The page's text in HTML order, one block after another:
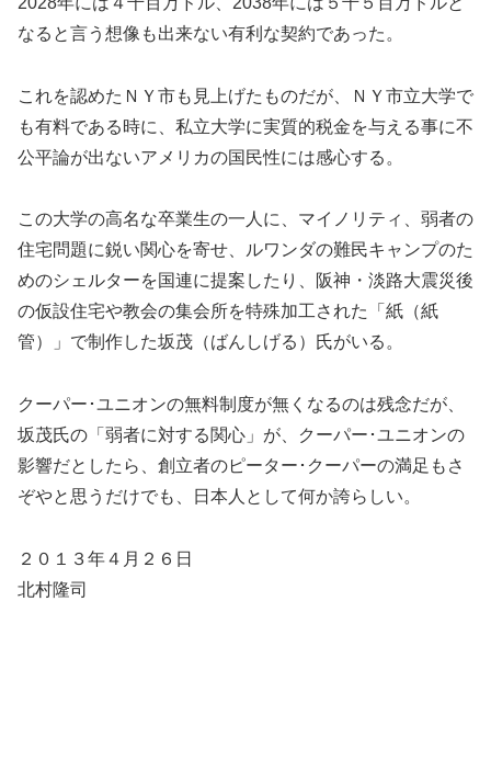
なると言う想像も出来ない有利な契約であった。
これを認めたＮＹ市も見上げたものだが、ＮＹ市立大学で
も有料である時に、私立大学に実質的税金を与える事に不
公平論が出ないアメリカの国民性には感心する。
この大学の高名な卒業生の一人に、マイノリティ、弱者の
住宅問題に鋭い関心を寄せ、ルワンダの難民キャンプのた
めのシェルターを国連に提案したり、阪神・淡路大震災後
の仮設住宅や教会の集会所を特殊加工された「紙（紙
管）」で制作した坂茂（ばんしげる）氏がいる。
クーパー･ユニオンの無料制度が無くなるのは残念だが、
坂茂氏の「弱者に対する関心」が、クーパー･ユニオンの
影響だとしたら、創立者のピーター･クーパーの満足もさ
ぞやと思うだけでも、日本人として何か誇らしい。
２０１３年４月２６日
北村隆司